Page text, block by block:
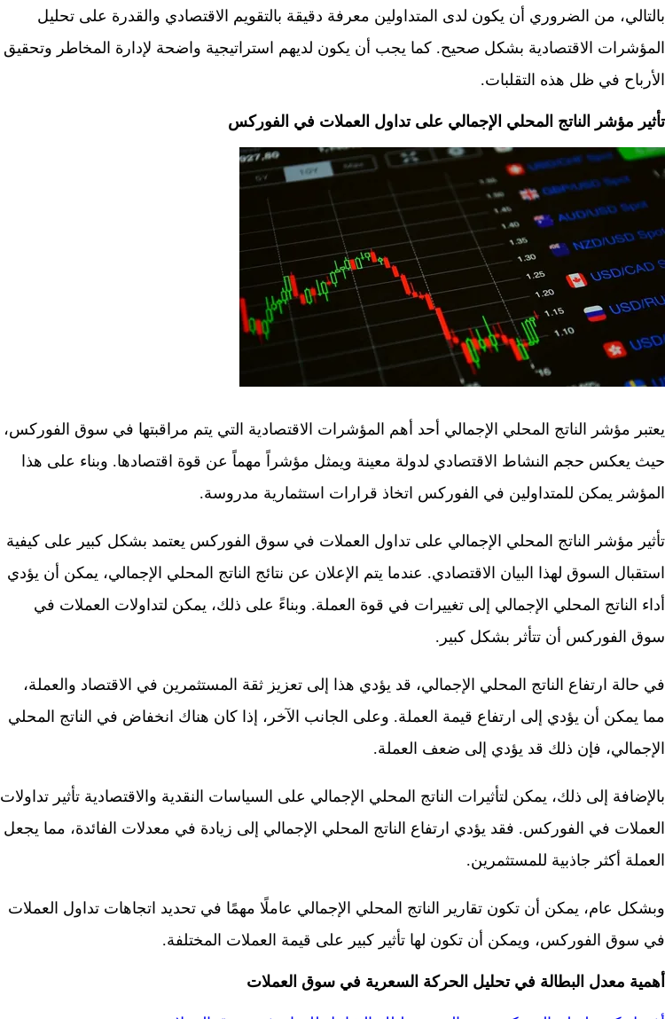
بالتالي، من الضروري أن يكون لدى المتداولين معرفة دقيقة بالتقويم الاقتصادي والقدرة على تحليل
المؤشرات الاقتصادية بشكل صحيح. كما يجب أن يكون لديهم استراتيجية واضحة لإدارة المخاطر وتحقيق
الأرباح في ظل هذه التقلبات.
تأثير مؤشر الناتج المحلي الإجمالي على تداول العملات في الفوركس
يعتبر مؤشر الناتج المحلي الإجمالي أحد أهم المؤشرات الاقتصادية التي يتم مراقبتها في سوق الفوركس،
حيث يعكس حجم النشاط الاقتصادي لدولة معينة ويمثل مؤشراً مهماً عن قوة اقتصادها. وبناء على هذا
المؤشر يمكن للمتداولين في الفوركس اتخاذ قرارات استثمارية مدروسة.
تأثير مؤشر الناتج المحلي الإجمالي على تداول العملات في سوق الفوركس يعتمد بشكل كبير على كيفية
استقبال السوق لهذا البيان الاقتصادي. عندما يتم الإعلان عن نتائج الناتج المحلي الإجمالي، يمكن أن يؤدي
أداء الناتج المحلي الإجمالي إلى تغييرات في قوة العملة. وبناءً على ذلك، يمكن لتداولات العملات في
سوق الفوركس أن تتأثر بشكل كبير.
في حالة ارتفاع الناتج المحلي الإجمالي، قد يؤدي هذا إلى تعزيز ثقة المستثمرين في الاقتصاد والعملة،
مما يمكن أن يؤدي إلى ارتفاع قيمة العملة. وعلى الجانب الآخر، إذا كان هناك انخفاض في الناتج المحلي
الإجمالي، فإن ذلك قد يؤدي إلى ضعف العملة.
بالإضافة إلى ذلك، يمكن لتأثيرات الناتج المحلي الإجمالي على السياسات النقدية والاقتصادية تأثير تداولات
العملات في الفوركس. فقد يؤدي ارتفاع الناتج المحلي الإجمالي إلى زيادة في معدلات الفائدة، مما يجعل
العملة أكثر جاذبية للمستثمرين.
وبشكل عام، يمكن أن تكون تقارير الناتج المحلي الإجمالي عاملًا مهمًا في تحديد اتجاهات تداول العملات
في سوق الفوركس، ويمكن أن تكون لها تأثير كبير على قيمة العملات المختلفة.
أهمية معدل البطالة في تحليل الحركة السعرية في سوق العملات